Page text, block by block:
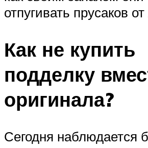
отпугивать прусаков
Как не купить
подделку
оригинала?
Сегодня наблюдается